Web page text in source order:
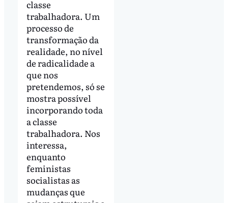
classe
trabalhadora. Um
processo de
transformação da
realidade, no nível
de radicalidade a
que nos
pretendemos, só se
mostra possível
incorporando toda
a classe
trabalhadora. Nos
interessa,
enquanto
feministas
socialistas as
mudanças que